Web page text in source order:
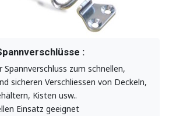
:
Spannverschluss zum schnellen,
sicheren Verschliessen von Deckeln,
Kisten usw..
Einsatz geeignet